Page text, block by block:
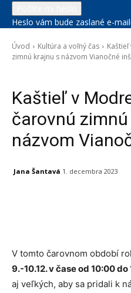
Heslo vám bude zaslané e-
Úvod Kultúra a voľný čas
zimnú krajnu s názvom Vianočné
Kaštieľ v
čarovnú
názvom
Jana Šantavá 1. decembra 2023
V tomto čarovnom období
9.-10.12. v čase od 10:00 do
aj veľkých, aby sa pridali k